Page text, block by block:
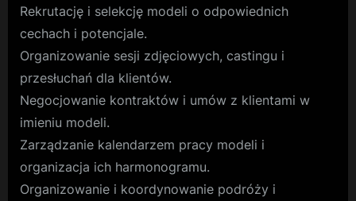
Rekrutację i selekcję modeli o odpowiednich
cechach i potencjale.
Organizowanie sesji zdjęciowych, castingu i
przesłuchań dla klientów.
Negocjowanie kontraktów i umów z klientami w
imieniu modeli.
Zarządzanie kalendarzem pracy modeli i
organizacja ich harmonogramu.
Organizowanie i koordynowanie podróży i